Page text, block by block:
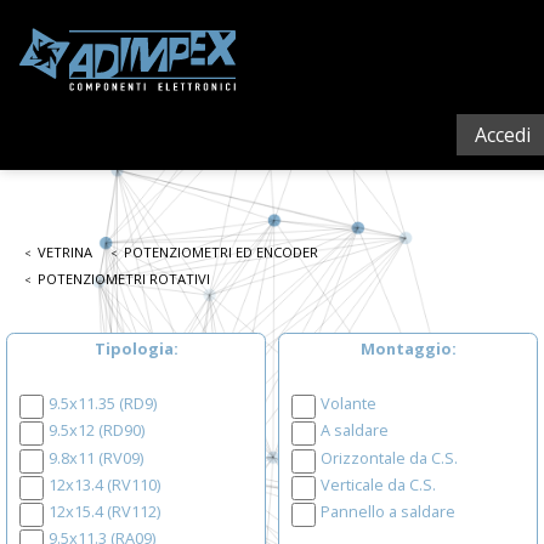
Accedi
VETRINA
POTENZIOMETRI ED ENCODER
POTENZIOMETRI ROTATIVI
Tipologia
9.5x11.35 (RD9)
9.5x12 (RD90)
9.8x11 (RV09)
12x13.4 (RV110)
12x15.4 (RV112)
9.5x11.3 (RA09)
Montaggio
Volante
A saldare
Orizzontale da C.S.
Verticale da C.S.
Pannello a saldare